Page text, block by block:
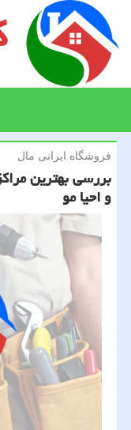
فروشگاه ایرانی مال
بررسی بهترین
و احیا مو